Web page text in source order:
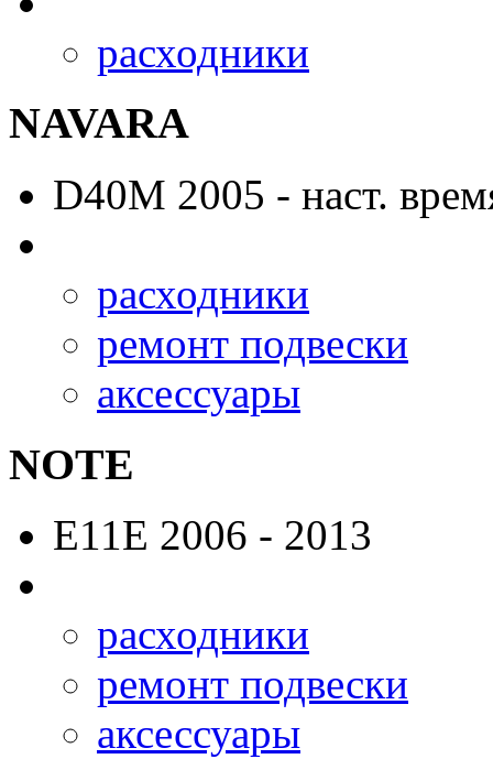
расходники
NAVARA
D40M 2005 - наст.
расходники
ремонт подвески
аксессуары
NOTE
E11E 2006 - 2013
расходники
ремонт подвески
аксессуары